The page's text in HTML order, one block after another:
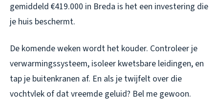
gemiddeld €419.000 in Breda is het een investering die
je huis beschermt.
De komende weken wordt het kouder. Controleer je
verwarmingssysteem, isoleer kwetsbare leidingen, en
tap je buitenkranen af. En als je twijfelt over die
vochtvlek of dat vreemde geluid? Bel me gewoon.